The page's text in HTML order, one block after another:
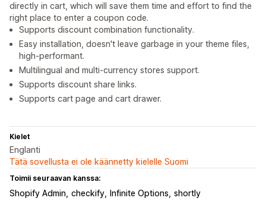
directly in cart, which will save them time and effort to find the
right place to enter a coupon code.
Supports discount combination functionality.
Easy installation, doesn't leave garbage in your theme files,
high-performant.
Multilingual and multi-currency stores support.
Supports discount share links.
Supports cart page and cart drawer.
Kielet
Englanti
Tätä sovellusta ei ole käännetty kielelle Suomi
Toimii seuraavan kanssa:
Shopify Admin checkify Infinite Options shortly